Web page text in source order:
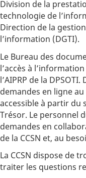
Division de la
technologie de
Direction de la
l’information (DGTI).
Le Bureau des
l’accès à
l’AIPRP de la
demandes en ligne
accessible à partir du
Trésor. Le personnel
demandes en
de la CCSN et, au
La CCSN dispose de
traiter les questions